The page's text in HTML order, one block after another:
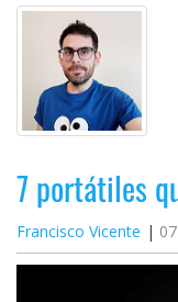
7 portátiles
Francisco Vicente